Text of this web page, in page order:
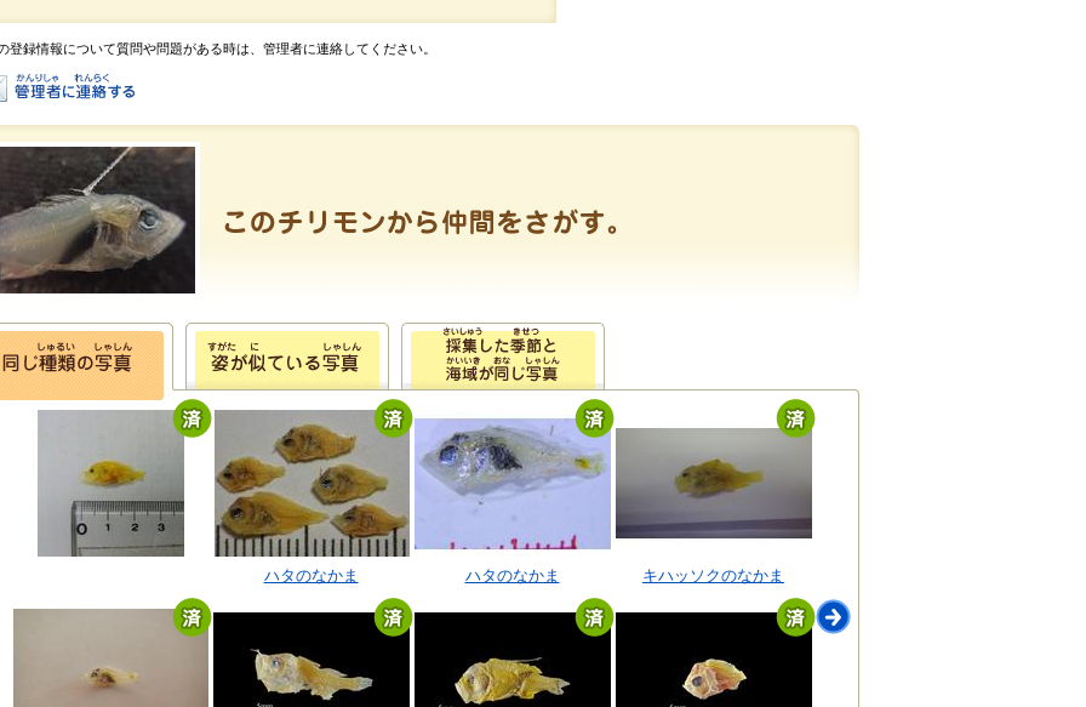
登録情報について質問や問題がある時は、管理者に連絡してください。
ハタのなかま ハタのなかま キハッソクのなかま